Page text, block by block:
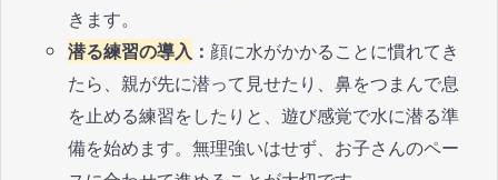
きます。
潜る練習の導入 ： 顔に水がかかることに慣れてき
たら、親が先に潜って見せたり、鼻をつまんで息
を止める練習をしたりと、遊び感覚で水に潜る準
備を始めます。無理強いはせず、お子さんのペー